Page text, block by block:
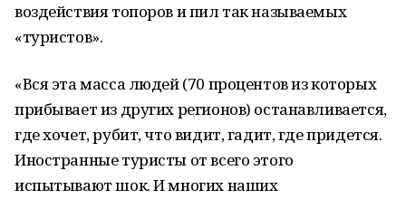
воздействия топоров и пил так называемых
«туристов».
«Вся эта масса людей (70 процентов из которых
прибывает из других регионов) останавливается,
где хочет, рубит, что видит, гадит, где придется.
Иностранные туристы от всего этого
испытывают шок. И многих наших